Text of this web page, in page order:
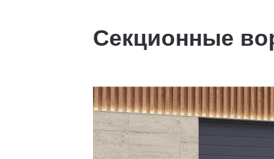
Секционные